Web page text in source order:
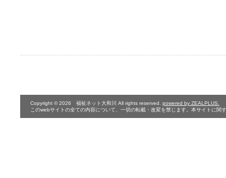
Copyright © 2026 福祉ネット大和川 All rights reserved. powered by ZEALPLUS.
このwebサイトの全ての内容について、一切の転載・改変を禁じます。本サイトに関